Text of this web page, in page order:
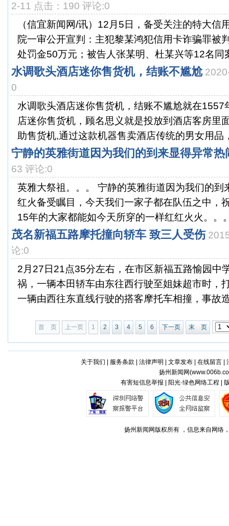
2-11 点击：190 评论:0
（信宜新闻网/讯）12月5日，备受关注的特大信
院一审公开宣判：主犯黎某鸿犯信用卡诈骗罪被
处罚金50万元；被告人张某明、杜某兴等12名同
水调歌头酒店迷你售货机，结账不尴尬
0
水调歌头酒店迷你售货机，结账不尴尬就在
店迷你售货机，顾名思义就是投放到酒店客房里
助售货机,通过这款机器售卖酒店传统的男女用品
宁静的英雅街道因为我们的到来显得异常热
63 评论:0
英雅大祭祖。。。 宁静的英雅街道因为我们的到
红火备受瞩目，今天我们一家子都在队伍之中，
15年的大家都能如今天所穿的一样红红火火。。
茂名新福五路摩托撞向轿车 致三人受伤
论:0
2月27日21点35分左右，在市区新福五路愉园中
祸，一辆本田轿车由东往西行驶至姐妹超市时，
一辆由西往东直线行驶的搭客摩托车相撞，事故
首 页 上一页 1 2 3 4 5 6 下一页 末 页
关于我们 服务条款 法律声明 文章发布| 在线留言|
扬州新闻网(
有害短信息举报 | 阳光·绿色网络工程 |
扬州新闻网版权所有 ，信息来自网络